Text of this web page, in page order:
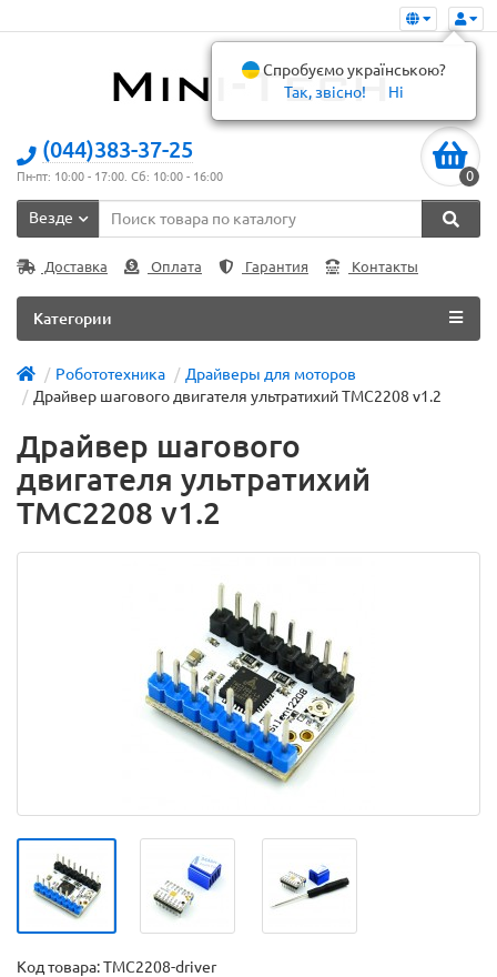
(044)383-37-25
Пн-пт: 10:00 - 17:00. Сб: 10:00 - 16:00 0
Везде
Доставка Оплата Гарантия Контакты
Категории
Робототехника
Драйверы для моторов
Драйвер шагового двигателя ультратихий TMC2208 v1.2
Драйвер шагового
двигателя ультратихий
TMC2208 v1.2
Код товара:TMC2208-driver
Спробуємо українською?
Так, звісно!
Ні